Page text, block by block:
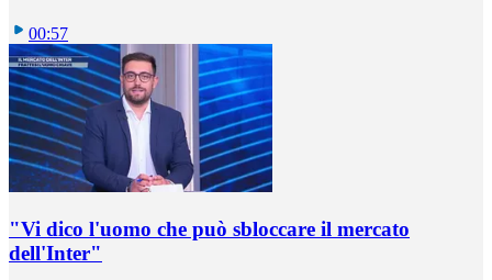
00:57
"Vi dico l'uomo che può sbloccare il mercato
dell'Inter"